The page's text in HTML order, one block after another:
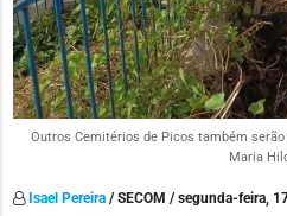
Outros Cemitérios de Picos também
Maria
Isael Pereira/ SECOM / segunda-feira,